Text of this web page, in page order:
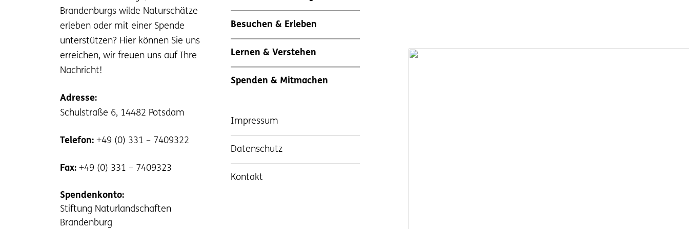
Brandenburgs wilde Naturschätze
erleben oder mit einer Spende
unterstützen? Hier können Sie uns
erreichen, wir freuen uns auf Ihre
Nachricht!
Adresse:
Schulstraße 6, 14482 Potsdam
Telefon: +49 (0) 331 – 7409322
Fax: +49 (0) 331 – 7409323
Spendenkonto:
Stiftung Naturlandschaften
Brandenburg
Besuchen & Erleben
Lernen & Verstehen
Spenden & Mitmachen
Impressum
Datenschutz
Kontakt